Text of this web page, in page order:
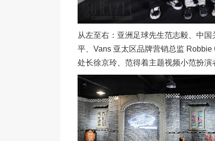
从左至右：亚洲足球先生范志毅、中
平、Vans 亚太区品牌营销总监
处长徐京玲、范得着主题视频小范扮